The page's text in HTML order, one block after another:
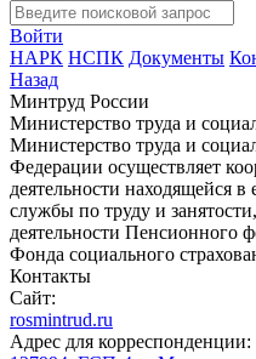
Войти
НАРК НСПК Документы
Назад
Минтруд России
Министерство труда и
Министерство труда и
Федерации осуществляет
деятельности находящейся
службы по труду и
деятельности Пенсионного
Фонда социального
Контакты
Сайт:
rosmintrud.ru
Адрес для корреспонденции: